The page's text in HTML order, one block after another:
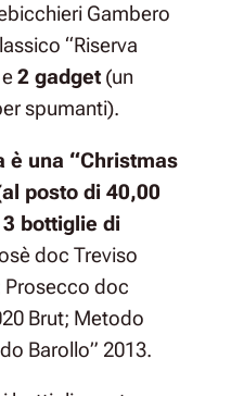
Gambero
“Riserva
2 gadget(un
spumanti).
è una “Christmas
posto di 40,00
bottiglie di
doc Treviso
Prosecco doc
Brut; Metodo
Barollo” 2013.